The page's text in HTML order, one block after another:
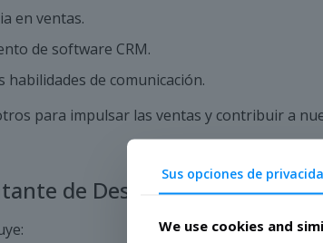
en ventas.
de software CRM.
habilidades de comunicación.
para impulsar las ventas y contribuir a
de Desarrollo de Negocio –
Sus opciones de
We use cookies and